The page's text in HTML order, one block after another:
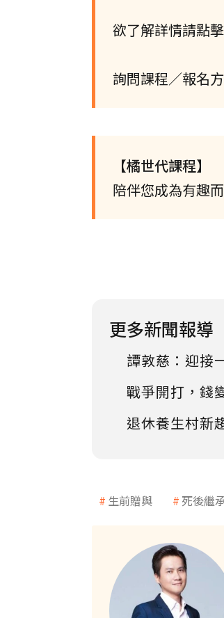
欲了解詳情請點擊
詢問課程／報名
【橘世代課程】
陪伴您成為有趣
更多新聞報導
譚敦慈：迎接
戰爭開打，錢
退休養生村新
生前贈與 死後繼